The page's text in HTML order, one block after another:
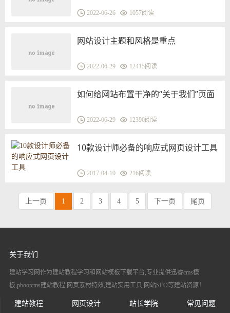
2022-06-26 1057阅读
网站设计主题和风格是重点
2022-06-29 12415阅读
如何给网站布置干净的“关于我们”页面
2022-06-29 12390阅读
10款设计师必备的响应式网页设计工具
2017-04-10 216阅读
上一页 1 2 3 4 5 下一页 尾页
关于我们
建站学习网作为建站教程学习和网站模板下载平台,专业提供迅睿cms模
板,pbootcms建站教程,网页素材特效,建站实用工具,网站SEO等建站资源！
建站教程 网页设计 站长学院 常见问题